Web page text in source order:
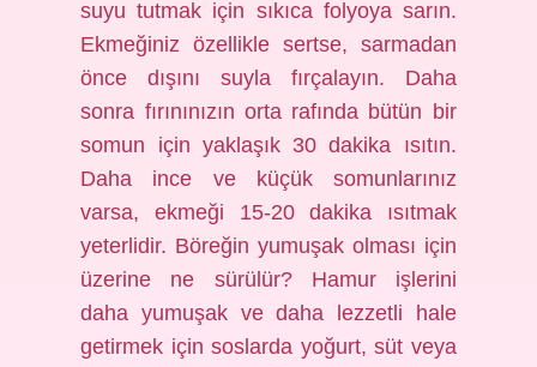
suyu tutmak için sıkıca folyoya sarın.
Ekmeğiniz özellikle sertse, sarmadan
önce dışını suyla fırçalayın. Daha
sonra fırınınızın orta rafında bütün bir
somun için yaklaşık 30 dakika ısıtın.
Daha ince ve küçük somunlarınız
varsa, ekmeği 15-20 dakika ısıtmak
yeterlidir. Böreğin yumuşak olması için
üzerine ne sürülür? Hamur işlerini
daha yumuşak ve daha lezzetli hale
getirmek için soslarda yoğurt, süt veya